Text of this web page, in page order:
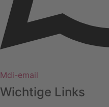
Mdi-email
Wichtige Links